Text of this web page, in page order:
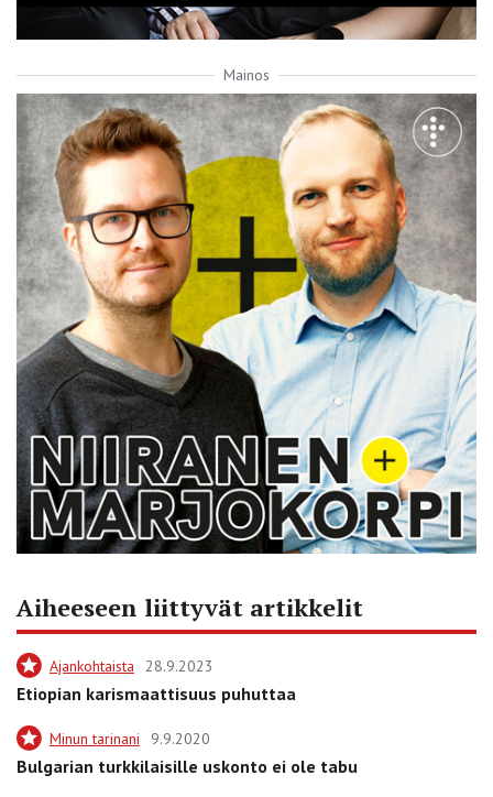
Mainos
Aiheeseen liittyvät artikkelit
Ajankohtaista 28.9.2023
Etiopian karismaattisuus puhuttaa
Minun tarinani 9.9.2020
Bulgarian turkkilaisille uskonto ei ole tabu